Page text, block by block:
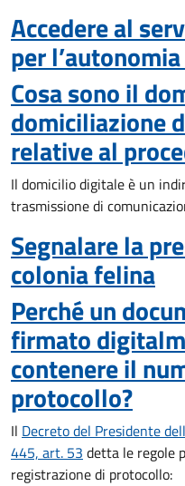
Accedere al
per
Cosa sono il
domiciliazione
relative al
Il domicilio digitale è un
trasmissione di
Segnalare la
colonia felina
Perché un
firmato
contenere il
protocollo?
Il Decreto del Presidente
445, art. 53 detta le regole
registrazione di protocollo: